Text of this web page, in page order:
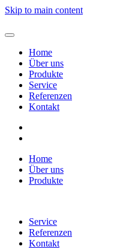
Skip to main content
Home
Über uns
Produkte
Service
Referenzen
Kontakt
Home
Über uns
Produkte
Service
Referenzen
Kontakt